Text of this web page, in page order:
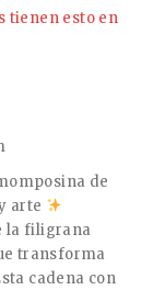
tienen esto en
de
arte
la filigrana
transforma
cadena con